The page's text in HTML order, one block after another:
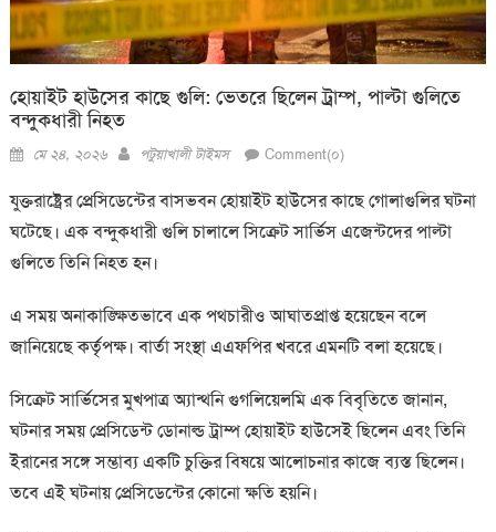
হোয়াইট হাউসের কাছে গুলি: ভেতরে ছিলেন ট্রাম্প, পাল্টা গুলিতে
বন্দুকধারী নিহত
Posted
মে ২৪, ২০২৬ Author
পটুয়াখালী টাইমস Comment(০)
যুক্তরাষ্ট্রের প্রেসিডেন্টের বাসভবন হোয়াইট হাউসের কাছে গোলাগুলির ঘটনা
ঘটেছে। এক বন্দুকধারী গুলি চালালে সিক্রেট সার্ভিস এজেন্টদের পাল্টা
গুলিতে তিনি নিহত হন।
এ সময় অনাকাঙ্ক্ষিতভাবে এক পথচারীও আঘাতপ্রাপ্ত হয়েছেন বলে
জানিয়েছে কর্তৃপক্ষ। বার্তা সংস্থা এএফপির খবরে এমনটি বলা হয়েছে।
সিক্রেট সার্ভিসের মুখপাত্র অ্যান্থনি গুগলিয়েলমি এক বিবৃতিতে জানান,
ঘটনার সময় প্রেসিডেন্ট ডোনাল্ড ট্রাম্প হোয়াইট হাউসেই ছিলেন এবং তিনি
ইরানের সঙ্গে সম্ভাব্য একটি চুক্তির বিষয়ে আলোচনার কাজে ব্যস্ত ছিলেন।
তবে এই ঘটনায় প্রেসিডেন্টের কোনো ক্ষতি হয়নি।